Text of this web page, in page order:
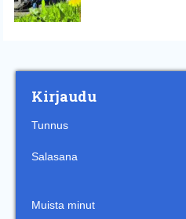
Kirjaudu
Tunnus
Salasana
Muista minut